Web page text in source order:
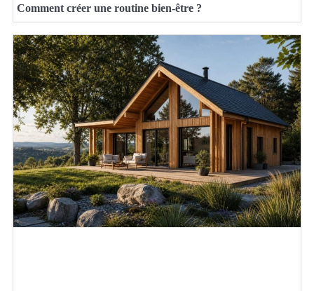
Comment créer une routine bien-être ?